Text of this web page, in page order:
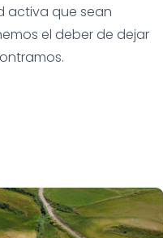
activa que sean
el deber de dejar